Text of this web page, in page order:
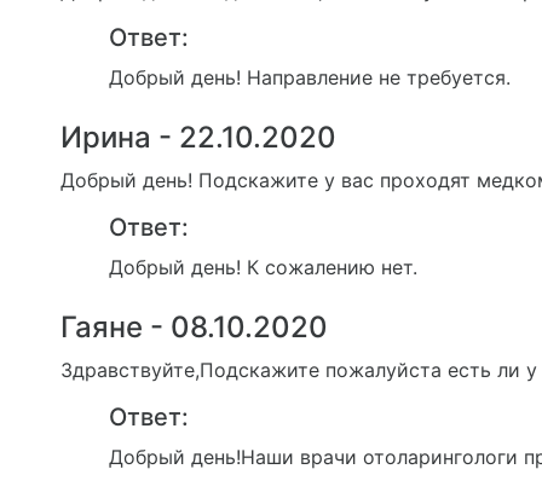
Ответ:
Добрый день! Направление не требуется.
Ирина - 22.10.2020
Добрый день! Подскажите у вас проходят
Ответ:
Добрый день! К сожалению нет.
Гаяне - 08.10.2020
Здравствуйте,Подскажите пожалуйста есть ли
Ответ:
Добрый день!Наши врачи отоларингологи